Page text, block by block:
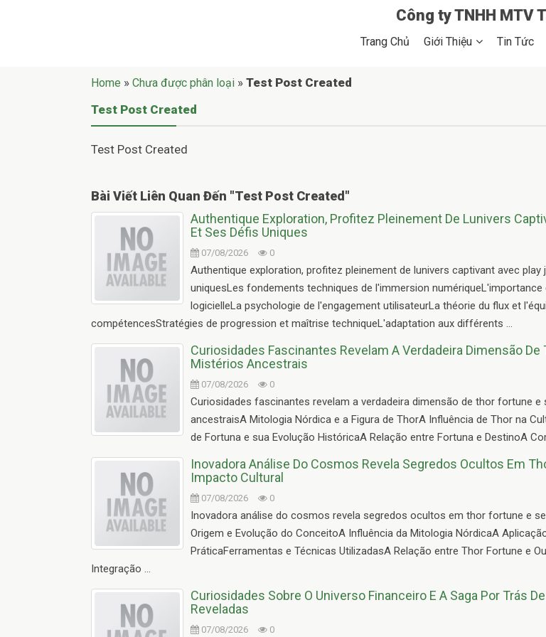
Công ty TNHH MTV
Trang Chủ Giới Thiệu Tin Tức
Trang Chủ
Home » Chưa được phân loại» Test Post Created
Test Post Created
Test Post Created
Bài Viết Liên Quan Đến "Test Post Created "
Authentique Exploration, Profitez Pleinement De Lunivers
Et Ses Défis Uniques
07/08/2026 0
Authentique exploration, profitez pleinement de lunivers captivant avec play
uniquesLes fondements techniques de l'immersion
logicielleLa psychologie de l'engagement utilisateurLa théorie du flux et
compétencesStratégies de progression et maîtrise techniqueL'adaptation aux différents ...
Curiosidades Fascinantes Revelam A Verdadeira Dimensão De
Mistérios Ancestrais
07/08/2026 0
Curiosidades fascinantes revelam a verdadeira dimensão de thor fortune e
ancestraisA Mitologia Nórdica e a Figura de ThorA Influência de Thor na
de Fortuna e sua Evolução HistóricaA Relação entre Fortuna e DestinoA
Inovadora Análise Do Cosmos Revela Segredos Ocultos Em
Impacto Cultural
07/08/2026 0
Inovadora análise do cosmos revela segredos ocultos em thor fortune e
Origem e Evolução do ConceitoA Influência da Mitologia NórdicaA
PráticaFerramentas e Técnicas UtilizadasA Relação entre Thor Fortune e
Integração ...
Curiosidades Sobre O Universo Financeiro E A Saga Por Trás
Reveladas
07/08/2026 0